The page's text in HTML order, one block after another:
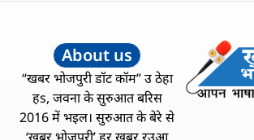
About us
“खबर भोजपुरी डॉट कॉम” उ ठेहा
हs, जवना के सुरुआत बरिस
2016 में भइल। सुरुआत के बेरे से